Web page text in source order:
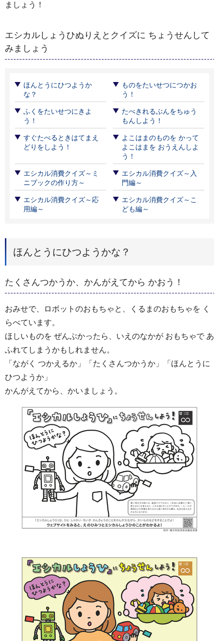
ましょう！
エシカルしょうひぬりえとクイズに ちょうせんして
みましょう
ほんとうにひつようか
な？
ものをたいせつにつかお
う！
ふくをたいせつにきよ
う！
たべきれるぶんをちゅう
もんしよう！
すぐたべるときはてまえ
どりをしよう！
よこはまのものを かって
よこはまを おうえんしよ
う！
エシカル消費クイズ～ミ
ニブックの作り方～
エシカル消費クイズ～入
門編～
エシカル消費クイズ～応
用編～
エシカル消費クイズ～こ
ども編～
ほんとうにひつようかな？
たくさんつかうか、かんがえてから かおう！
おみせで、ロボットのおもちゃと、くるまのおもちゃを く
らべています。
ほしいものを ぜんぶかったら、いえのなかが おもちゃで あ
ふれてしまうかもしれません。
「ながく つかえるか」「たくさんつかうか」「ほんとうに
ひつようか」
かんがえてから、かいましょう。